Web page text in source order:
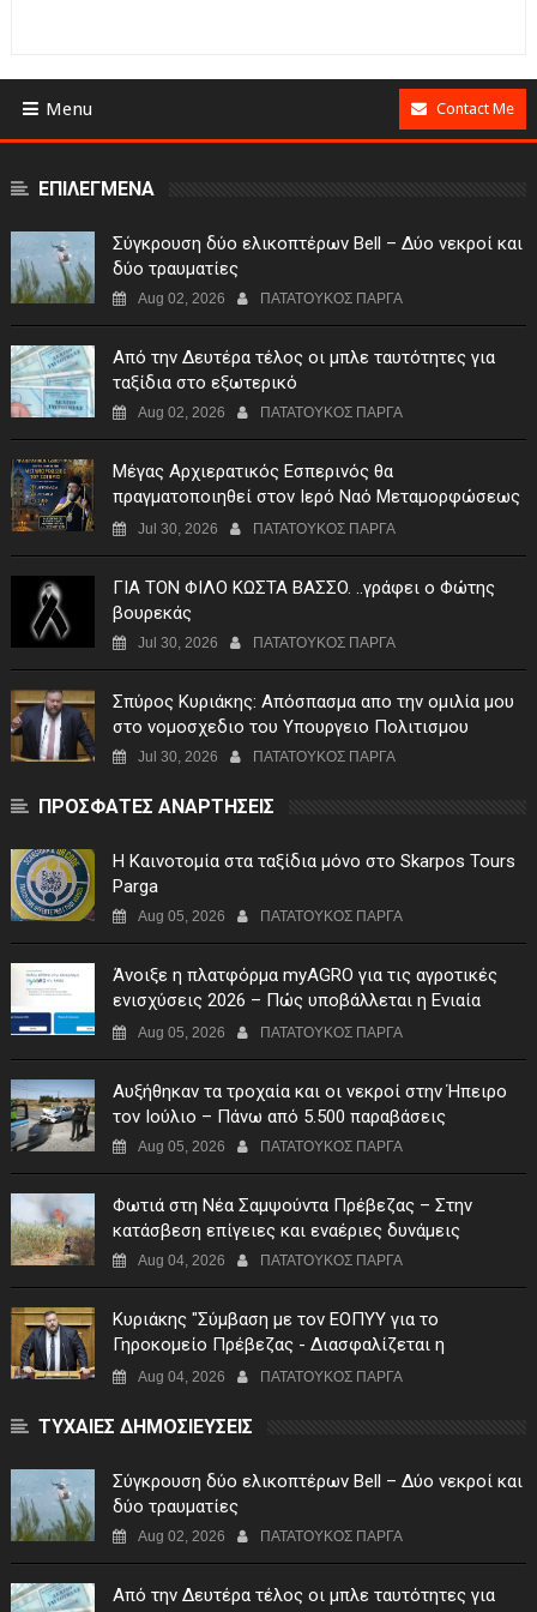
Menu Contact Me
ΕΠΙΛΕΓΜΕΝΑ
Σύγκρουση δύο ελικοπτέρων Bell – Δύο νεκροί και
δύο τραυματίες
Aug 02, 2026 ΠΑΤΑΤΟΥΚΟΣ ΠΑΡΓΑ
Από την Δευτέρα τέλος οι μπλε ταυτότητες για
ταξίδια στο εξωτερικό
Aug 02, 2026 ΠΑΤΑΤΟΥΚΟΣ ΠΑΡΓΑ
Μέγας Αρχιερατικός Εσπερινός θα
πραγματοποιηθεί στον Ιερό Ναό Μεταμορφώσεως
του Σωτήρος Σταυροχωρίου στης 5 Αυγούστου
Jul 30, 2026 ΠΑΤΑΤΟΥΚΟΣ ΠΑΡΓΑ
ΓIA TON ΦIΛO KΩΣTA BAΣΣO. ..γράφει ο Φώτης
βουρεκάς
Jul 30, 2026 ΠΑΤΑΤΟΥΚΟΣ ΠΑΡΓΑ
Σπύρος Κυριάκης: Απόσπασμα απο την ομιλία μου
στο νομοσχεδιο του Υπουργειο Πολιτισμου
Jul 30, 2026 ΠΑΤΑΤΟΥΚΟΣ ΠΑΡΓΑ
ΠΡΟΣΦΑΤΕΣ ΑΝΑΡΤΗΣΕΙΣ
Η Καινοτομία στα ταξίδια μόνο στο Skarpos Tours
Parga
Aug 05, 2026 ΠΑΤΑΤΟΥΚΟΣ ΠΑΡΓΑ
Άνοιξε η πλατφόρμα myAGRO για τις αγροτικές
ενισχύσεις 2026 – Πώς υποβάλλεται η Ενιαία
Αίτηση Ενίσχυσης
Aug 05, 2026 ΠΑΤΑΤΟΥΚΟΣ ΠΑΡΓΑ
Αυξήθηκαν τα τροχαία και οι νεκροί στην Ήπειρο
τον Ιούλιο – Πάνω από 5.500 παραβάσεις
Aug 05, 2026 ΠΑΤΑΤΟΥΚΟΣ ΠΑΡΓΑ
Φωτιά στη Νέα Σαμψούντα Πρέβεζας – Στην
κατάσβεση επίγειες και εναέριες δυνάμεις
Aug 04, 2026 ΠΑΤΑΤΟΥΚΟΣ ΠΑΡΓΑ
Κυριάκης "Σύμβαση με τον ΕΟΠΥΥ για το
Γηροκομείο Πρέβεζας - Διασφαλίζεται η
χρηματοδότηση της λειτουργίας του"
Aug 04, 2026 ΠΑΤΑΤΟΥΚΟΣ ΠΑΡΓΑ
ΤΥΧΑΙΕΣ ΔΗΜΟΣΙΕΥΣΕΙΣ
Σύγκρουση δύο ελικοπτέρων Bell – Δύο νεκροί και
δύο τραυματίες
Aug 02, 2026 ΠΑΤΑΤΟΥΚΟΣ ΠΑΡΓΑ
Από την Δευτέρα τέλος οι μπλε ταυτότητες για